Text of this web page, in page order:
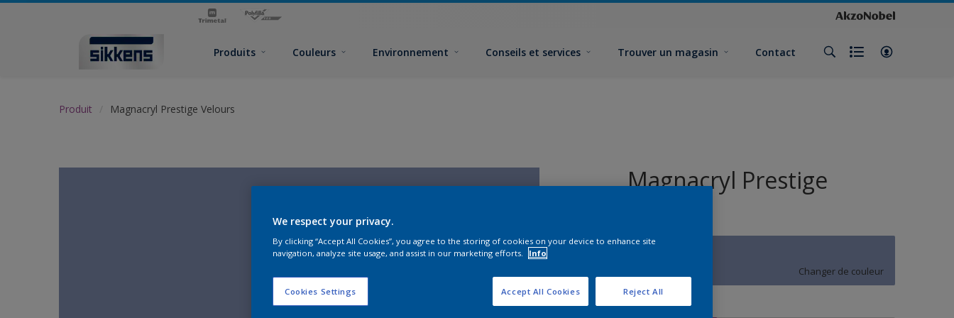
Produits Couleurs Environnement Conseils et services Trouver un magasin Contact
Produit Magnacryl Prestige Velours
Magnacryl Prestige
Changer de couleur
Format
We respect your privacy.
By clicking “Accept All Cookies”, you agree to the storing of cookies on your device to enhance site
navigation, analyze site usage, and assist in our marketing efforts.
Info
Cookies Settings Reject All
Accept All Cookies